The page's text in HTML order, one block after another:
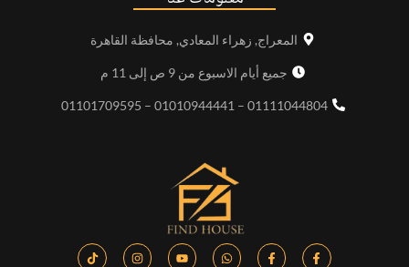
المعراج, زهراء المعادي, محافظة القاهرة
جميع أيام الاسبوع من 9 ص إلى 11 م
01111044804 – 01010944441 – 01101709595